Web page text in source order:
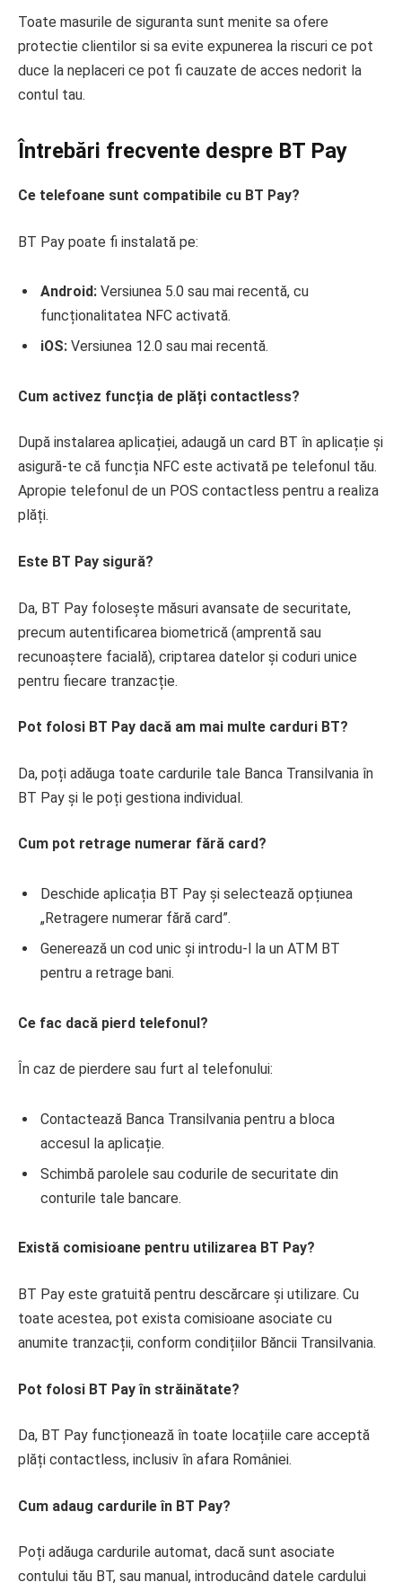
Toate masurile de siguranta sunt menite sa ofere
protectie clientilor si sa evite expunerea la riscuri ce pot
duce la neplaceri ce pot fi cauzate de acces nedorit la
contul tau.
Întrebări frecvente despre BT Pay
Ce telefoane sunt compatibile cu BT Pay?
BT Pay poate fi instalată pe:
Android: Versiunea 5.0 sau mai recentă, cu
funcționalitatea NFC activată.
iOS: Versiunea 12.0 sau mai recentă.
Cum activez funcția de plăți contactless?
După instalarea aplicației, adaugă un card BT în aplicație și
asigură-te că funcția NFC este activată pe telefonul tău.
Apropie telefonul de un POS contactless pentru a realiza
plăți.
Este BT Pay sigură?
Da, BT Pay folosește măsuri avansate de securitate,
precum autentificarea biometrică (amprentă sau
recunoaștere facială), criptarea datelor și coduri unice
pentru fiecare tranzacție.
Pot folosi BT Pay dacă am mai multe carduri BT?
Da, poți adăuga toate cardurile tale Banca Transilvania în
BT Pay și le poți gestiona individual.
Cum pot retrage numerar fără card?
Deschide aplicația BT Pay și selectează opțiunea
„Retragere numerar fără card”.
Generează un cod unic și introdu-l la un ATM BT
pentru a retrage bani.
Ce fac dacă pierd telefonul?
În caz de pierdere sau furt al telefonului:
Contactează Banca Transilvania pentru a bloca
accesul la aplicație.
Schimbă parolele sau codurile de securitate din
conturile tale bancare.
Există comisioane pentru utilizarea BT Pay?
BT Pay este gratuită pentru descărcare și utilizare. Cu
toate acestea, pot exista comisioane asociate cu
anumite tranzacții, conform condițiilor Băncii Transilvania.
Pot folosi BT Pay în străinătate?
Da, BT Pay funcționează în toate locațiile care acceptă
plăți contactless, inclusiv în afara României.
Cum adaug cardurile în BT Pay?
Poți adăuga cardurile automat, dacă sunt asociate
contului tău BT, sau manual, introducând datele cardului